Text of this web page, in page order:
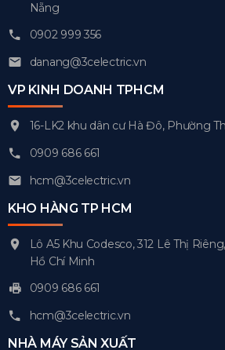
Nẵng
0902 999 356
danang@3celectric.vn
VP KINH DOANH TPHCM
16-LK2 khu dân cư Hà Đô, Phường
0909 686 661
hcm@3celectric.vn
KHO HÀNG TP HCM
Lô A5 Khu Codesco, 312 Lê Thị
Hồ Chí Minh
0909 686 661
hcm@3celectric.vn
NHÀ MÁY SẢN XUẤT